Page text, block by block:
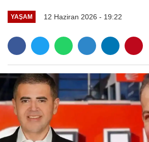
YAŞAM 12 Haziran 2026 - 19:22